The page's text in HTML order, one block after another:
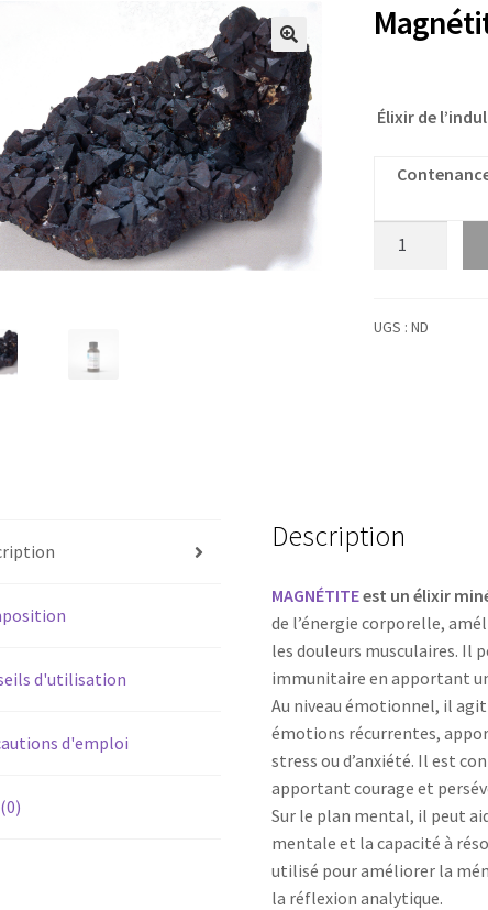
Élixir de
UGS : ND
d'utilisation
d'emploi
Description
MAGNÉTITEest un élixir
de l’énergie corporelle,
les douleurs musculaires. Il
immunitaire en apportant
Au niveau émotionnel, il
émotions récurrentes,
stress ou d’anxiété. Il est
apportant courage et
Sur le plan mental, il peut
mentale et la capacité à
utilisé pour améliorer la
la réflexion analytique.